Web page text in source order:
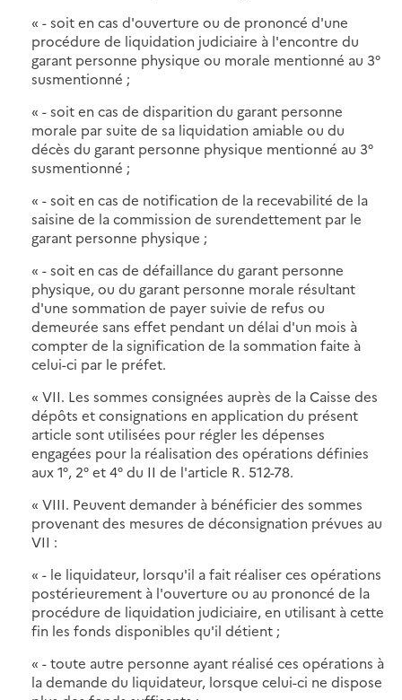
« - soit en cas d'ouverture ou de prononcé d'une
procédure de liquidation judiciaire à l'encontre du
garant personne physique ou morale mentionné au 3°
susmentionné ;
« - soit en cas de disparition du garant personne
morale par suite de sa liquidation amiable ou du
décès du garant personne physique mentionné au 3°
susmentionné ;
« - soit en cas de notification de la recevabilité de la
saisine de la commission de surendettement par le
garant personne physique ;
« - soit en cas de défaillance du garant personne
physique, ou du garant personne morale résultant
d'une sommation de payer suivie de refus ou
demeurée sans effet pendant un délai d'un mois à
compter de la signification de la sommation faite à
celui-ci par le préfet.
« VII. Les sommes consignées auprès de la Caisse des
dépôts et consignations en application du présent
article sont utilisées pour régler les dépenses
engagées pour la réalisation des opérations définies
aux 1°, 2° et 4° du II de l'article R. 512-78.
« VIII. Peuvent demander à bénéficier des sommes
provenant des mesures de déconsignation prévues au
VII :
« - le liquidateur, lorsqu'il a fait réaliser ces opérations
postérieurement à l'ouverture ou au prononcé de la
procédure de liquidation judiciaire, en utilisant à cette
fin les fonds disponibles qu'il détient ;
« - toute autre personne ayant réalisé ces opérations à
la demande du liquidateur, lorsque celui-ci ne dispose